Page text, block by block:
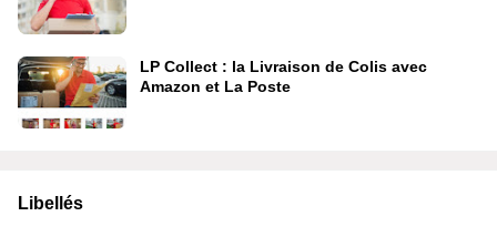
LP Collect : la Livraison de Colis avec
Amazon et La Poste
Libellés